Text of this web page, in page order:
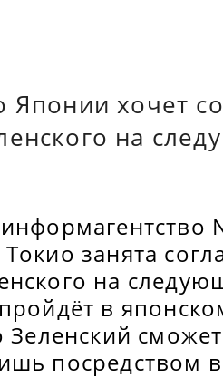
Японии хочет
на
занята
на
в
Зеленский
посредством